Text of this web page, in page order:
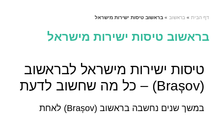
דף הבית » בראשוב »בראשוב טיסות ישירות מישראל
בראשוב טיסות ישירות מישראל
טיסות ישירות מישראל לבראשוב
(Brașov) – כל מה שחשוב לדעת
במשך שנים נחשבה בראשוב (Brașov) לאחת